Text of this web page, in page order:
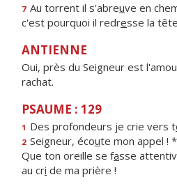
7 Au torrent il s'abreuve en
c'est pourquoi il redresse la
ANTIENNE
Oui, près du Seigneur est
rachat.
PSAUME : 129
1 Des profondeurs je crie vers t
2 Seigneur, écoute mon appel ! *
Que ton oreille se fasse
au cri de ma prière !